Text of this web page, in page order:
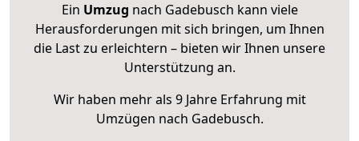
Ein Umzug nach Gadebusch kann viele
Herausforderungen mit sich bringen, um Ihnen
die Last zu erleichtern – bieten wir Ihnen unsere
Unterstützung an.
Wir haben mehr als 9 Jahre Erfahrung mit
Umzügen nach Gadebusch.